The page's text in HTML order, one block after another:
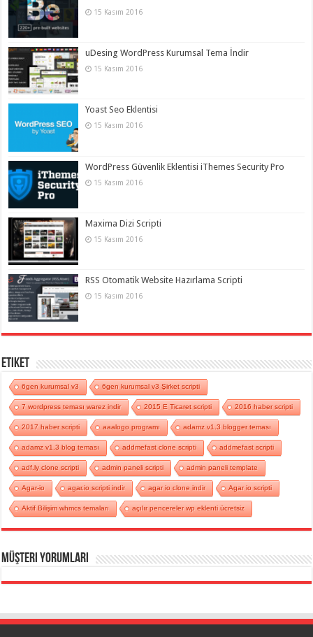
15 Kasım 2016
uDesing WordPress Kurumsal Tema İndir
15 Kasım 2016
Yoast Seo Eklentisi
15 Kasım 2016
WordPress Güvenlik Eklentisi iThemes Security Pro
15 Kasım 2016
Maxima Dizi Scripti
15 Kasım 2016
RSS Otomatik Website Hazırlama Scripti
15 Kasım 2016
Etiket
6gen kurumsal v3 6gen kurumsal v3 Şirket scripti
7 wordpress teması warez indir 2015 E Ticaret scripti 2016 haber scripti
2017 haber scripti aaalogo programı adamz v1.3 blogger teması
adamz v1.3 blog teması addmefast clone scripti addmefast scripti
adf.ly clone scripti admin paneli scripti admin paneli template
Agar-io agar.io scripti indir agar io clone indir Agar io scripti
Aktif Bilişim whmcs temaları açılır pencereler wp eklenti ücretsiz
Müşteri Yorumları